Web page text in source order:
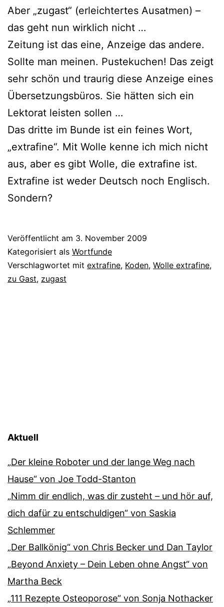
Aber „zugast“ (erleich­ter­tes Ausatmen) –
das geht nun wirk­lich nicht …
Zeitung ist das eine, Anzeige das ande­re.
Sollte man mei­nen. Pustekuchen! Das zeigt
sehr schön und trau­rig die­se Anzeige eines
Übersetzungsbüros. Sie hät­ten sich ein
Lektorat leis­ten sollen …
Das drit­te im Bunde ist ein fei­nes Wort,
„extra­fi­ne“. Mit Wolle ken­ne ich mich nicht
aus, aber es gibt Wolle, die extra­fi­ne ist.
Extrafine ist weder Deutsch noch Englisch.
Sondern?
Veröffentlicht am 3. November 2009
Kategorisiert als Wortfunde
Verschlagwortet mit extrafine, Koden, Wolle extrafine,
zu Gast, zugast
Aktuell
„Der kleine Roboter und der lange Weg nach
Hause“ von Joe Todd-Stanton
„Nimm dir endlich, was dir zusteht – und hör auf,
dich dafür zu entschuldigen“ von Saskia
Schlemmer
„Der Ballkönig“ von Chris Becker und Dan Taylor
„Beyond Anxiety – Dein Leben ohne Angst“ von
Martha Beck
„111 Rezepte Osteoporose“ von Sonja Nothacker